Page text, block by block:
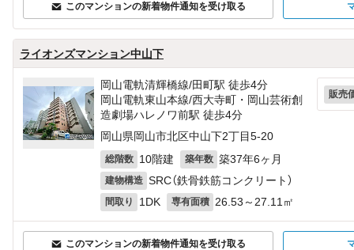
このマンションの新着物件通知を受け取る
ライオンズマンション中山下
岡山電軌清輝橋線/田町駅 徒歩4分
岡山電軌東山本線/西大寺町・岡山芸術創
造劇場ハレノワ前駅 徒歩4分
岡山県岡山市北区中山下2丁目5-20
総階数 10階建 築年数 築37年6ヶ月
建物構造 SRC（鉄骨鉄筋コンクリート）
間取り 1DK 専有面積 26.53～27.11㎡
販売
このマンションの新着物件通知を受け取る